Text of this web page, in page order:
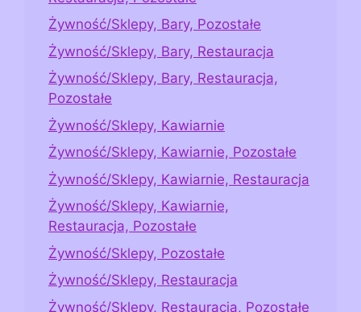
Żywność/Sklepy, Bary, Pozostałe
Żywność/Sklepy, Bary, Restauracja
Żywność/Sklepy, Bary, Restauracja,
Pozostałe
Żywność/Sklepy, Kawiarnie
Żywność/Sklepy, Kawiarnie, Pozostałe
Żywność/Sklepy, Kawiarnie, Restauracja
Żywność/Sklepy, Kawiarnie,
Restauracja, Pozostałe
Żywność/Sklepy, Pozostałe
Żywność/Sklepy, Restauracja
Żywność/Sklepy, Restauracja, Pozostałe